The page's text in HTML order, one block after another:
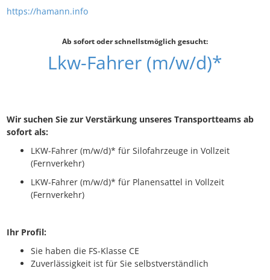
https://hamann.info
Ab sofort oder schnellstmöglich gesucht:
Lkw-Fahrer (m/w/d)*
Wir suchen Sie zur Verstärkung unseres Transportteams ab
sofort als:
LKW-Fahrer (m/w/d)* für Silofahrzeuge in Vollzeit
(Fernverkehr)
LKW-Fahrer (m/w/d)* für Planensattel in Vollzeit
(Fernverkehr)
Ihr Profil:
Sie haben die FS-Klasse CE
Zuverlässigkeit ist für Sie selbstverständlich